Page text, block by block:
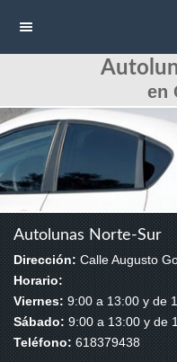
HOME
CONTACTAR
LLAMAR
en
Autolunas Norte-Sur
Dirección: Calle Augusto
Horario:
Viernes:9:00 a 13:00 y de
Sábado:9:00 a 13:00 y de
Teléfono:618379438